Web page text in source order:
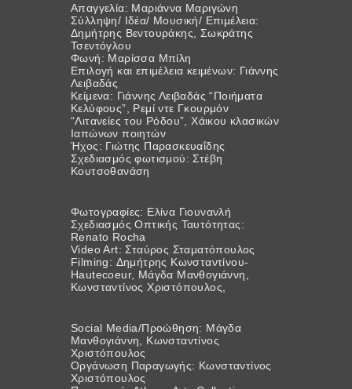
Απαγγελία: Μαριάννα Μαριγώνη
Σύλληψη/ Ιδέα/ Μουσική/ Επιμέλεια:
Δημήτρης Βεντουράκης, Σωκράτης
Τσεντόγλου
Φωνή: Μαρίσσα Μπίλη
Επιλογή και επιμέλεια κειμένων: Γιάννης
Λειβαδάς
Κείμενα: Γιάννης Λειβαδάς “Ποιήματα
Κελύφους”, Ρεμί ντε Γκουρμόν
“Λιτανείες του Ρόδου”, Χάικου κλασικών
Ιαπώνων ποιητών
Ήχος: Γιώτης Παρασκευαΐδης
Σχεδιασμός φωτισμού: Στέβη
Κουτσοθανάση
Φωτογραφίες: Ελίνα Γιουνανλή
Σχεδιασμός Οπτικής Ταυτότητας:
Renato Rocha
Video Art: Σταύρος Σταματόπουλος
Filming: Δημήτρης Κωνσταντίνου-
Hautecoeur, Μάγδα Μανθογιάννη,
Κωνσταντίνος Χριστόπουλος,
Social Media/Προώθηση: Μάγδα
Μανθογιάννη, Κωνσταντίνος
Χριστόπουλος
Οργάνωση Παραγωγής: Κωνσταντίνος
Χριστόπουλος